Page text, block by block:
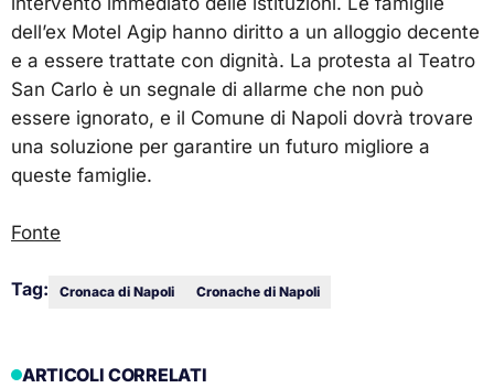
dell’ex Motel Agip hanno diritto a un alloggio decente
e a essere trattate con dignità. La protesta al Teatro
San Carlo è un segnale di allarme che non può
essere ignorato, e il Comune di Napoli dovrà trovare
una soluzione per garantire un futuro migliore a
queste famiglie.
Fonte
Tag: Cronaca di Napoli Cronache di Napoli
ARTICOLI CORRELATI